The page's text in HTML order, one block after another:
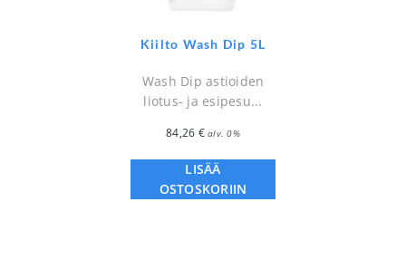
Kiilto Wash Dip 5L
Wash Dip astioiden
liotus- ja esipesu...
84,26 € alv. 0%
LISÄÄ
OSTOSKORIIN